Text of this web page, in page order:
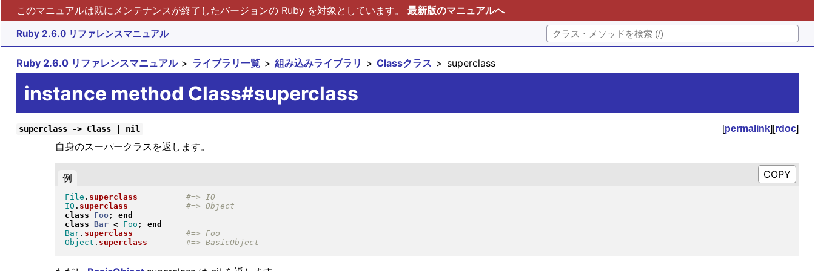
このマニュアルは既にメンテナンスが終了したバージョンの Ruby を対象としています。 最新版のマニュアルへ
Ruby 2.6.0 リファレンスマニュアル
Ruby 2.6.0 リファレンスマニュアル ライブラリ一覧 組み込みライブラリ Classクラス superclass
instance method Class#superclass
superclass -> Class | nil [permalink][rdoc]
自身のスーパークラスを返します。
例
File . superclass
#=> IO
IO . superclass
class
Foo; end
class Bar < Foo ; end
Bar. superclass
Object . superclass